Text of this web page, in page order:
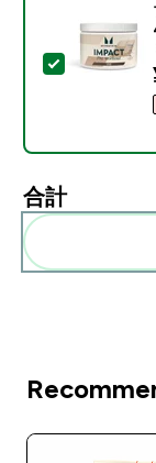
この商品
合計